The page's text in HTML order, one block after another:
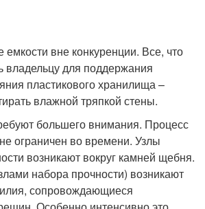
емкости вне конкуренции. Все, что
владельцу для поддержания
пластикового хранилища –
влажной тряпкой стены.
большего внимания. Процесс
ограничен во времени. Узлы
возникают вокруг камней щебня.
набора прочности) возникают
сопровождающиеся